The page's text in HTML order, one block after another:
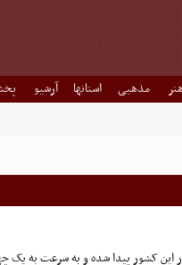
مذهبی استانها آرشیو
این کشور پیدا شده و به سرعت به یک